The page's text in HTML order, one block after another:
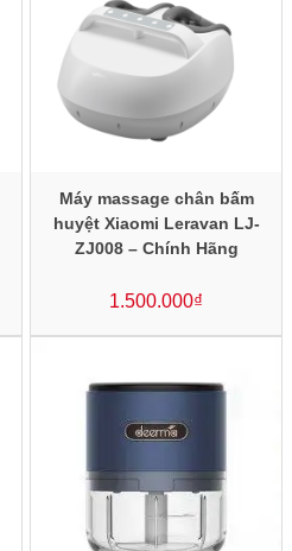
Máy massage chân bấm
huyệt Xiaomi Leravan LJ-
ZJ008 – Chính Hãng
1.500.000₫